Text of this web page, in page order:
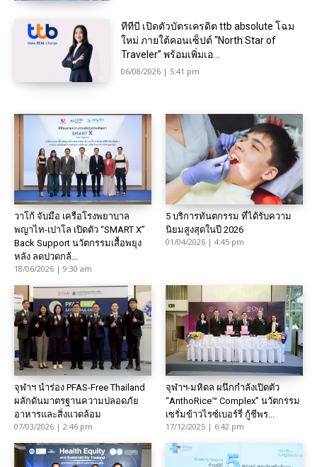
ทีทีบี เปิดตัวบัตรเครดิต ttb absolute โฉม
ใหม่ ภายใต้คอนเซ็ปต์ “North Star of
Traveler” พร้อมเพิ่มเอ...
06/08/2026 | 5:41 pm
วาโก้ จับมือ เครือโรงพยาบาล
พญาไท-เปาโล เปิดตัว “SMART X”
Back Support นวัตกรรมเสื้อพยุง
หลัง ลดปวดกล้...
18/06/2026 | 9:30 am
5 บริการทันตกรรม ที่ได้รับความ
นิยมสูงสุดในปี 2026
01/04/2026 | 4:45 pm
จุฬาฯ นำร่อง PFAS-Free Thailand
ผลักดันมาตรฐานความปลอดภัย
อาหารและสิ่งแวดล้อม
07/03/2026 | 2:46 pm
จุฬาฯ-มหิดล ผนึกกำลังเปิดตัว
“AnthoRice™ Complex” นวัตกรรม
เซรั่มข้าวไรซ์เบอร์รี่ กู้ชีพร...
17/12/2025 | 6:42 pm